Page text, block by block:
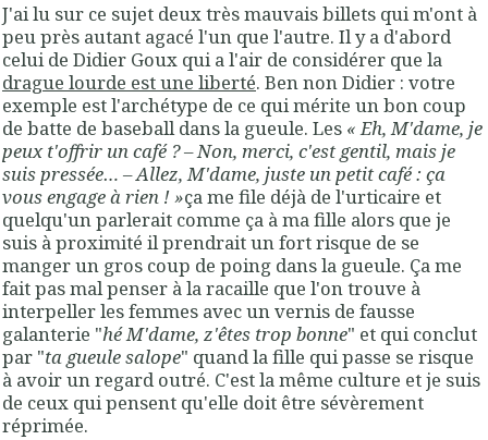
J'ai lu sur ce sujet deux très mauvais billets qui m'ont à
peu près autant agacé l'un que l'autre. Il y a d'abord
celui de Didier Goux qui a l'air de considérer que la
drague lourde est une liberté. Ben non Didier : votre
exemple est l'archétype de ce qui mérite un bon coup
de batte de baseball dans la gueule. Les « Eh, M'dame, je
peux t'offrir un café ? – Non, merci, c'est gentil, mais je
suis pressée… – Allez, M'dame, juste un petit café : ça
vous engage à rien ! »ça me file déjà de l'urticaire et
quelqu'un parlerait comme ça à ma fille alors que je
suis à proximité il prendrait un fort risque de se
manger un gros coup de poing dans la gueule. Ça me
fait pas mal penser à la racaille que l'on trouve à
interpeller les femmes avec un vernis de fausse
galanterie "hé M'dame, z'êtes trop bonne" et qui conclut
par "ta gueule salope" quand la fille qui passe se risque
à avoir un regard outré. C'est la même culture et je suis
de ceux qui pensent qu'elle doit être sévèrement
réprimée.